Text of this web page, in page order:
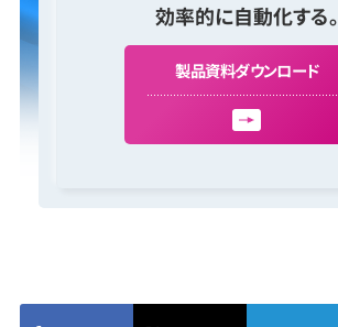
効率的に自動化する。
製品資料ダウンロード